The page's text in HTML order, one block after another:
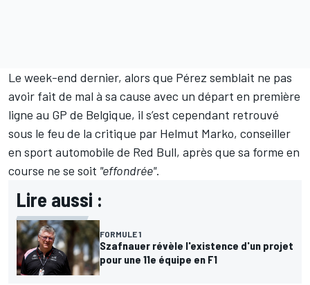
Le week-end dernier, alors que Pérez semblait ne pas
avoir fait de mal à sa cause avec un départ en première
ligne au GP de Belgique, il s’est cependant retrouvé
sous le feu de la critique par Helmut Marko, conseiller
en sport automobile de Red Bull, après que sa forme en
course ne se soit "effondrée".
Lire aussi :
FORMULE 1
Szafnauer révèle l'existence d'un projet
pour une 11e équipe en F1